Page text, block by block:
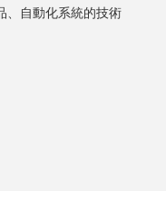
、自動化系統的技術